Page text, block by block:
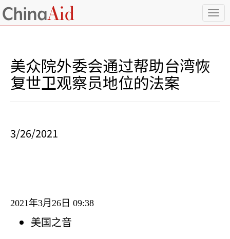
T
o
美众院外委会通过帮助台湾恢
复世卫观察员地位的法案
3/26/2021
2021年3月 26 日 09:38
美国之音